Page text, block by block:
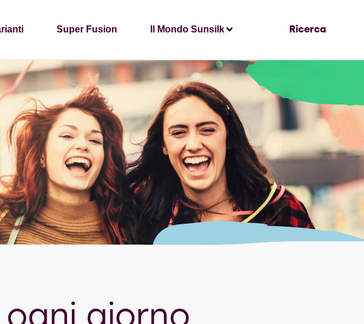
Ricerca
Super Fusion Il Mondo Sunsilk